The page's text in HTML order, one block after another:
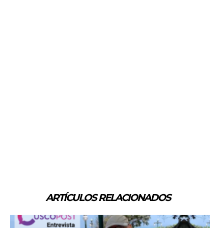
ARTÍCULOS RELACIONADOS